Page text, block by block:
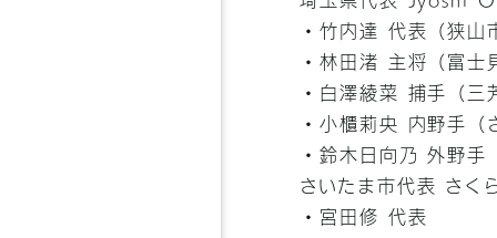
・竹内達 代表（狭
・林田渚 主将（富
・白澤綾菜 捕手（
・小櫃莉央 内野手
・鈴木日向乃 外野
さいたま市代表 さく
・宮田修 代表